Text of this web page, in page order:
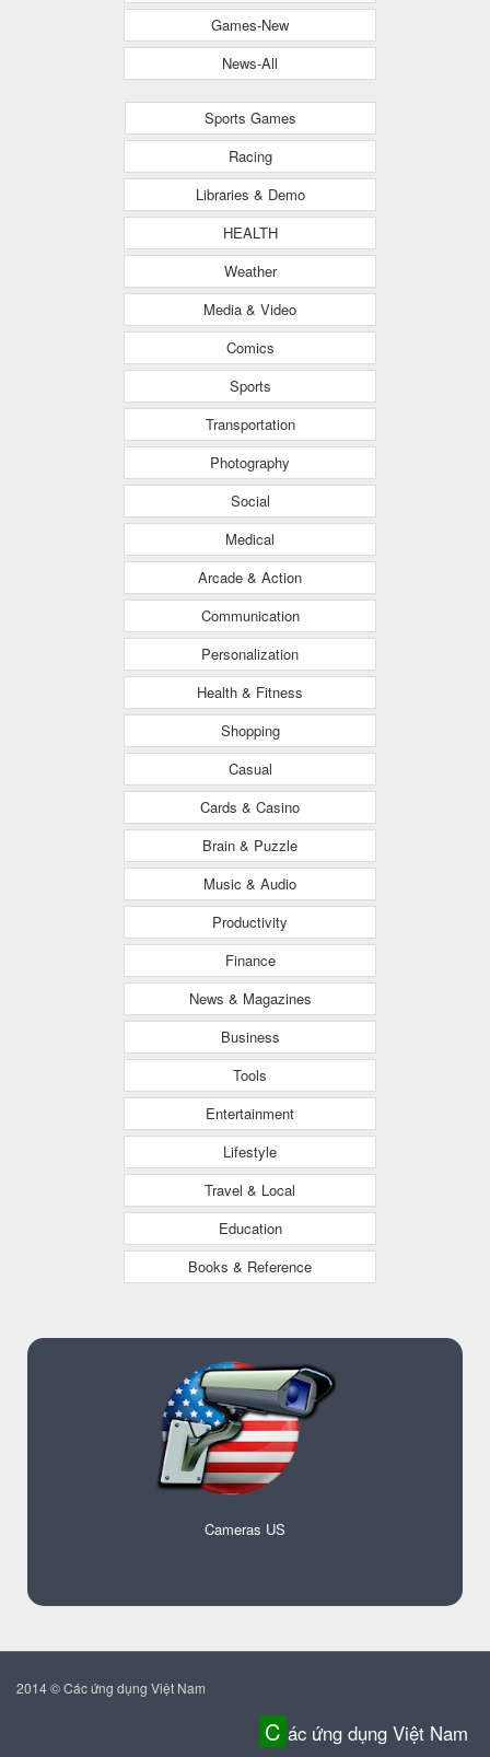
Games-New
News-All
Sports Games
Racing
Libraries & Demo
HEALTH
Weather
Media & Video
Comics
Sports
Transportation
Photography
Social
Medical
Arcade & Action
Communication
Personalization
Health & Fitness
Shopping
Casual
Cards & Casino
Brain & Puzzle
Music & Audio
Productivity
Finance
News & Magazines
Business
Tools
Entertainment
Lifestyle
Travel & Local
Education
Books & Reference
Cameras US
2014 © Các ứng dụng Việt Nam
C ác ứng dụng Việt Nam